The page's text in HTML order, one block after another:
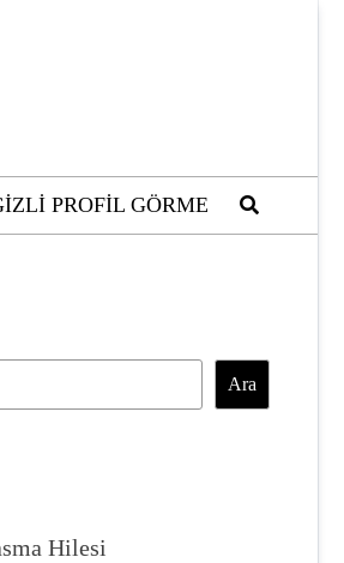
PROFIL GÖRME
Ara
Hilesi